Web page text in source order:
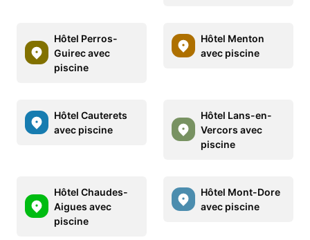
Hôtel Perros-
Guirec avec
piscine
Hôtel Menton
avec piscine
Hôtel Cauterets
avec piscine
Hôtel Lans-en-
Vercors avec
piscine
Hôtel Chaudes-
Aigues avec
piscine
Hôtel Mont-Dore
avec piscine